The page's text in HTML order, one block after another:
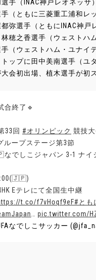
手（INAC神戸レオネッ
（ともに三菱重工浦和レ
都弥選手（ともにINAC神
林穂之香選手（ウェスト
（ウェストハム・ユナイ
トップに田中美南選手（ユ
会初出場、植木選手が初
合終了🔹
33回 #オリンピック 競技
ループステージ第3節
でしこジャパン 3-1 ナ
Eテレにて全国生中継
t.co/f7vHoqf9eF#とも
pic.twitter.com/
なでしこサッカー